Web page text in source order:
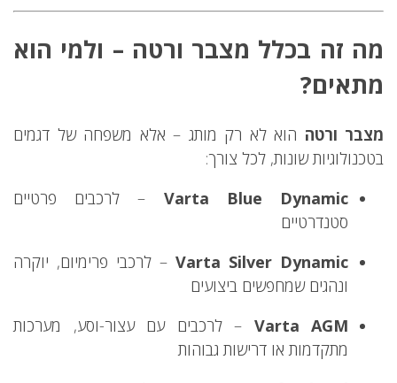
מה זה בכלל מצבר ורטה – ולמי הוא
מתאים?
מצבר ורטה הוא לא רק מותג – אלא משפחה של דגמים
בטכנולוגיות שונות, לכל צורך:
Varta Blue Dynamic – לרכבים פרטיים
סטנדרטיים
Varta Silver Dynamic – לרכבי פרימיום, יוקרה
ונהגים שמחפשים ביצועים
Varta AGM – לרכבים עם עצור-וסע, מערכות
מתקדמות או דרישות גבוהות